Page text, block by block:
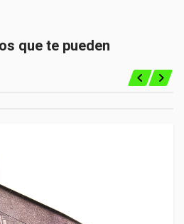
que te pueden